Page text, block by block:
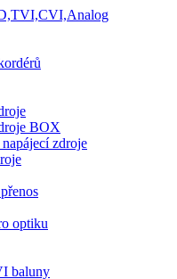
BOX
zdroje
optiku
baluny